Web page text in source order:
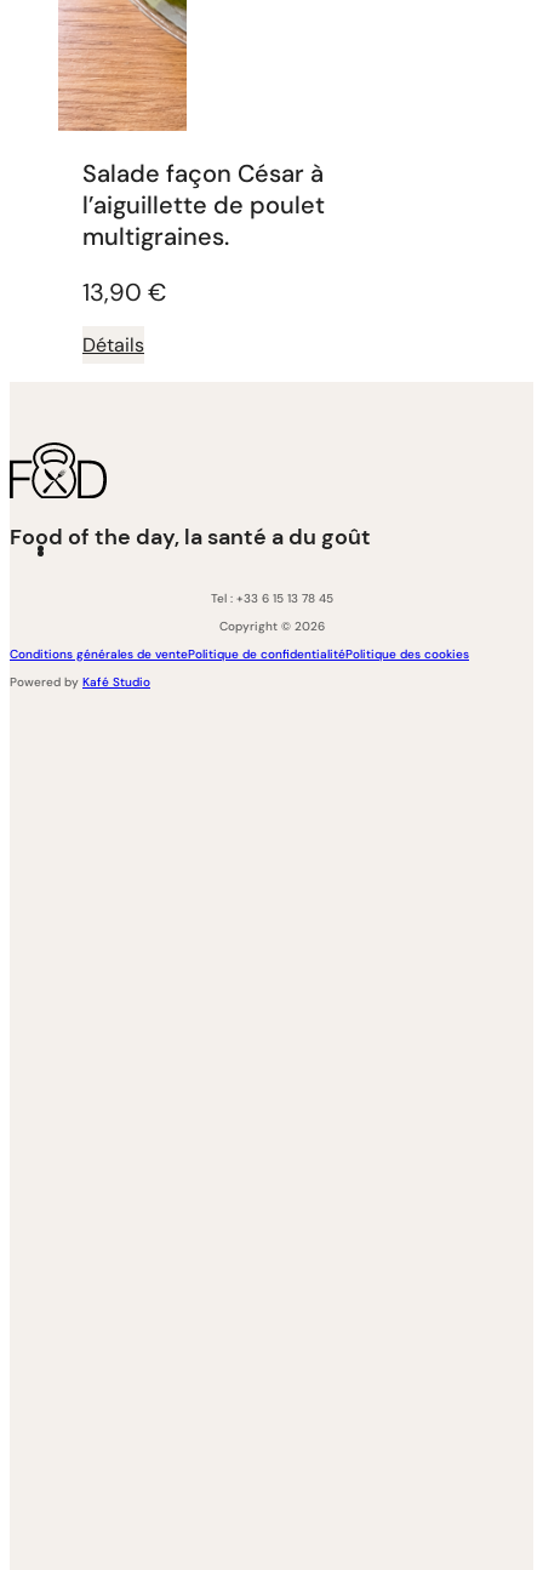
Salade façon César à
l’aiguillette de poulet
multigraines.
13,90 €
Détails
Food of the day, la santé a du goût
Tel : +33 6 15 13 78 45
Copyright © 2026
Conditions générales de ventePolitique de confidentialitéPolitique des cookies
Powered by Kafé Studio